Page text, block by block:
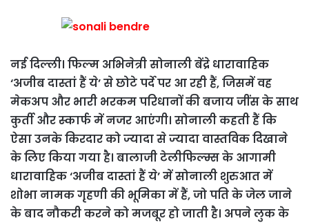
नई दिल्ली। फिल्म अभिनेत्री सोनाली बेंद्रे धारावाहिक
‘अजीब दास्तां हैं ये’ से छोटे पर्दे पर आ रही हैं, जिसमें वह
मेकअप और भारी भरकम परिधानों की बजाय जींस के साथ
कुर्ती और स्कार्फ में नजर आएंगी। सोनाली कहती हैं कि
ऐसा उनके किरदार को ज्यादा से ज्यादा वास्तविक दिखाने
के लिए किया गया है। बालाजी टेलीफिल्म्स के आगामी
धारावाहिक ‘अजीब दास्तां हैं ये’ में सोनाली शुरुआत में
शोभा नामक गृहणी की भूमिका में हैं, जो पति के जेल जाने
के बाद नौकरी करने को मजबूर हो जाती है। अपने लुक के